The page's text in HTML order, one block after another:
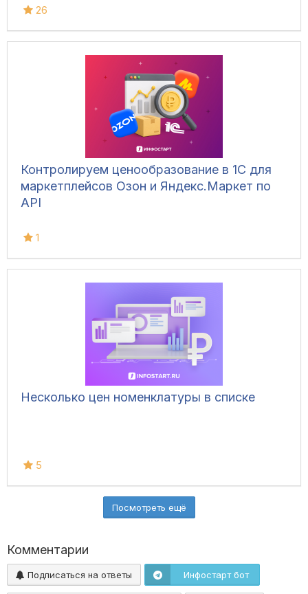
11.4/11.5
26
Контролируем ценообразование в 1С для
маркетплейсов Озон и Яндекс.Маркет по
API
1
Несколько цен номенклатуры в списке
5
Посмотреть ещё
Комментарии
Подписаться на ответы Инфостарт бот